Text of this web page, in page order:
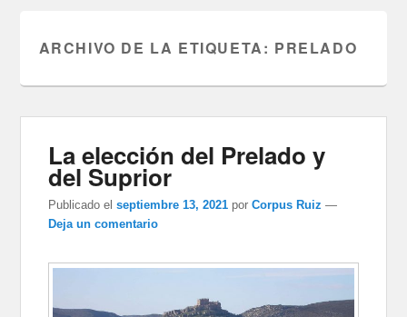
ARCHIVO DE LA ETIQUETA: PRELADO
La elección del Prelado y
del Suprior
Publicado el septiembre 13, 2021 porCorpus Ruiz —
Deja un comentario